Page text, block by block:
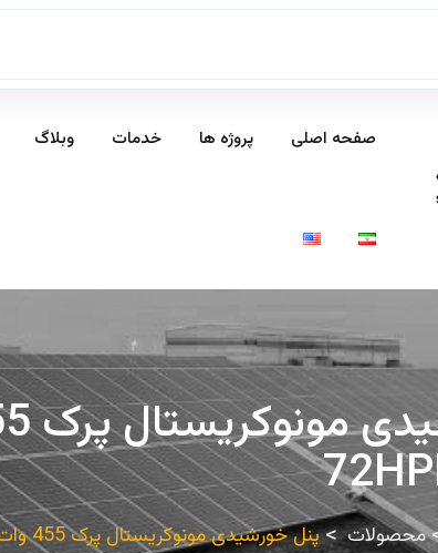
صفحه اصلی پروژه ها خدمات وبلاگ
محصولات پنل خورشیدی مونوکریستال پرک 455 وات LONGI مدل LR4-72HPH-455M